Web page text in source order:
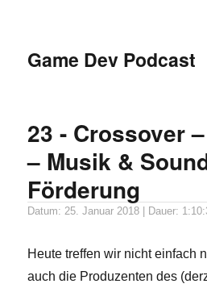
Game Dev Podcast
23 - Crossover
– Musik &
Förderung
Datum: 25. Januar 2018 | Dauer:
Heute treffen wir nicht einfach
auch die Produzenten des